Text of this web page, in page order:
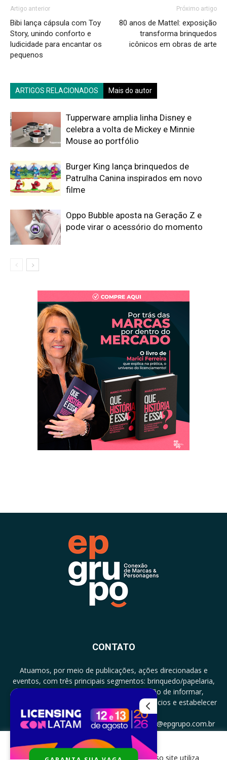
Artigo anterior
Bibi lança cápsula com Toy
Story, unindo conforto e
ludicidade para encantar os
pequenos
Próximo artigo
80 anos de Mattel: exposição
transforma brinquedos
icônicos em obras de arte
ARTIGOS RELACIONADOS Mais do autor
Tupperware amplia linha Disney e
celebra a volta de Mickey e Minnie
Mouse ao portfólio
Burger King lança brinquedos de
Patrulha Canina inspirados em novo
filme
Oppo Bubble aposta na Geração Z e
pode virar o acessório do momento
CONTATO
Atuamos, por meio de publicações, ações direcionadas e
eventos, com três principais segmentos: brinquedo/papelaria,
licenciamento e zero a três com a missão de informar,
documentar, proporcionar encontro de negócios e estabelecer
parcerias.
CONTATO: +5511994513097 - atendimento@epgrupo.com.br
Para melhor experiência e navegação, nosso site utiliza